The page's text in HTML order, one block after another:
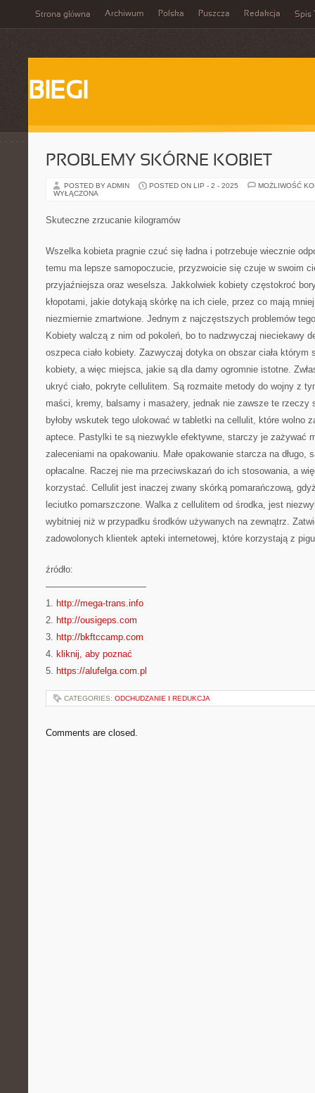
Strona główna Archiwum Polska Puszcza Redakcja Spis
BIEGI
PROBLEMY SKÓRNE KOBIET
POSTED BY ADMIN POSTED ON LIP - 2 - 2025
MOŻLIWOŚĆ
WYŁĄCZONA
Skuteczne zrzucanie kilogramów
Wszelka kobieta pragnie czuć się ładna i potrzebuje wiecznie
temu ma lepsze samopoczucie, przyzwoicie się czuje w swoim
przyjaźniejsza oraz weselsza. Jakkolwiek kobiety częstokroć
kłopotami, jakie dotykają skórkę na ich ciele, przez co mają
niezmiernie zmartwione. Jednym z najczęstszych problemów
Kobiety walczą z nim od pokoleń, bo to nadzwyczaj nieciekawy
oszpeca ciało kobiety. Zazwyczaj dotyka on obszar ciała którym
kobiety, a więc miejsca, jakie są dla damy ogromnie istotne.
ukryć ciało, pokryte cellulitem. Są rozmaite metody do wojny z
maści, kremy, balsamy i masażery, jednak nie zawsze te rzeczy
byłoby wskutek tego ulokować w tabletki na cellulit, które wolno
aptece. Pastylki te są niezwykle efektywne, starczy je zażywać
zaleceniami na opakowaniu. Małe opakowanie starcza na długo,
opłacalne. Raczej nie ma przeciwskazań do ich stosowania, a
korzystać. Cellulit jest inaczej zwany skórką pomarańczową,
leciutko pomarszczone. Walka z cellulitem od środka, jest
wybitniej niż w przypadku środków używanych na zewnątrz.
zadowolonych klientek apteki internetowej, które korzystają z
źródło:
———————————
1. http://mega-trans.info
2. http://ousigeps.com
3. http://bkftccamp.com
4. kliknij, aby poznać
5. https://alufelga.com.pl
CATEGORIES: ODCHUDZANIE I REDUKCJA
Comments are closed.